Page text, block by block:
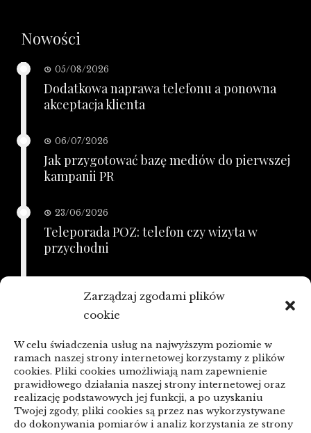
Zarządzaj zgodami plików
cookie
W celu świadczenia usług na najwyższym poziomie w
ramach naszej strony internetowej korzystamy z plików
cookies. Pliki cookies umożliwiają nam zapewnienie
prawidłowego działania naszej strony internetowej oraz
realizację podstawowych jej funkcji, a po uzyskaniu
Twojej zgody, pliki cookies są przez nas wykorzystywane
do dokonywania pomiarów i analiz korzystania ze strony
Nowości
05/08/2026
Dodatkowa naprawa telefonu a ponowna
akceptacja klienta
06/07/2026
Jak przygotować bazę mediów do pierwszej
kampanii PR
23/06/2026
Teleporada POZ: telefon czy wizyta w
przychodni
KSeF a zaległe faktury: porządkowanie
przed zmianą
linki z nap
Categories